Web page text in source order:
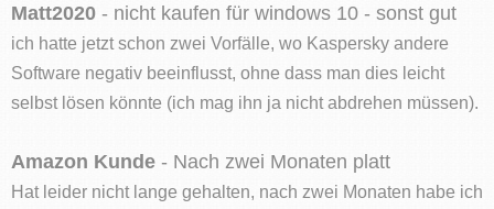
Matt2020 - nicht kaufen für windows 10 - sonst gut
ich hatte jetzt schon zwei Vorfälle, wo Kaspersky andere
Software negativ beeinflusst, ohne dass man dies leicht
selbst lösen könnte (ich mag ihn ja nicht abdrehen müssen).
Amazon Kunde - Nach zwei Monaten platt
Hat leider nicht lange gehalten, nach zwei Monaten habe ich